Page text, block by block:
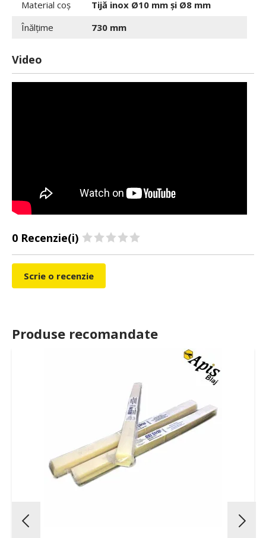
Material coș
Tijă inox Ø10 mm și Ø8 mm
Înălțime
730 mm
Video
0 Recenzie(i)
Scrie o recenzie
Produse recomandate